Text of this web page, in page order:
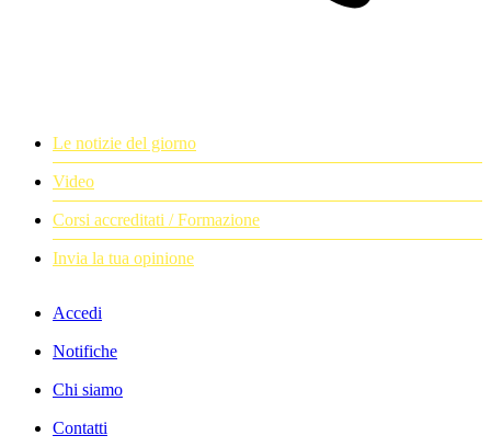
Le notizie del giorno
Video
Corsi accreditati / Formazione
Invia la tua opinione
Accedi
Notifiche
Chi siamo
Contatti